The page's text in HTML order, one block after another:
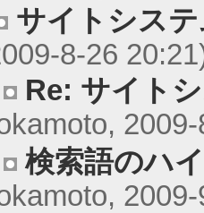
サイトシス
8-26
Re: サイト
検索語のハ